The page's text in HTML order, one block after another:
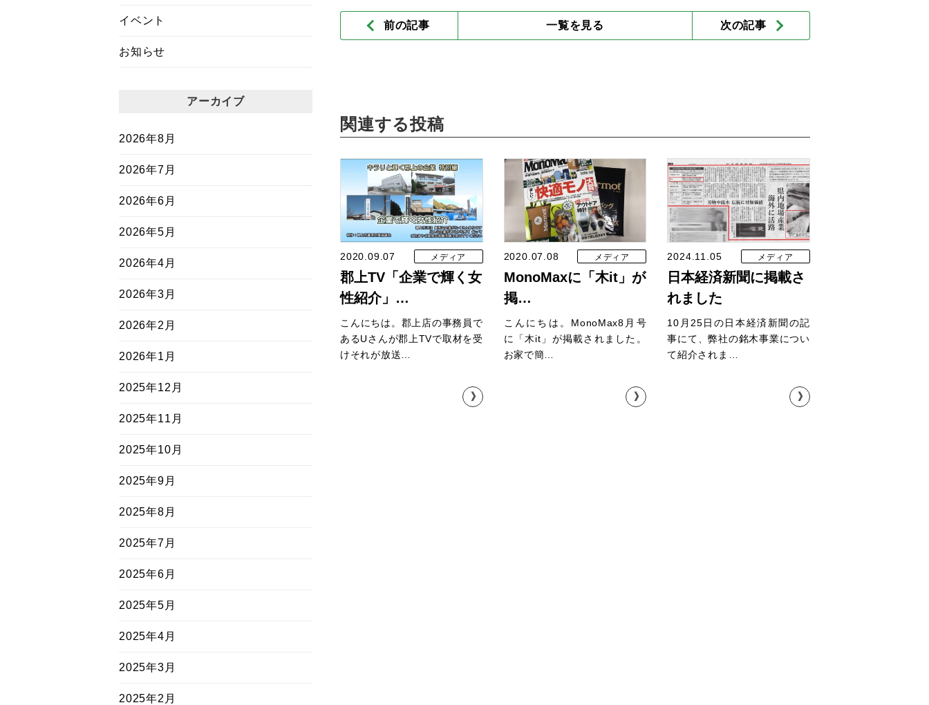
前の記事 次の記事
一覧を見る
関連する投稿
2020.09.07 メディア
郡上TV「企業で輝く女
性紹介」…
こんにちは。郡上店の事務員で
あるUさんが郡上TVで取材を受
けそれが放送…
2020.07.08 メディア
MonoMaxに「木it」が
掲…
こんにちは。MonoMax8月号
に「木it」が掲載されました。
お家で簡…
2024.11.05 メディア
日本経済新聞に掲載さ
れました
10月25日の日本経済新聞の記
事にて、弊社の銘木事業につい
て紹介されま…
イベント
お知らせ
アーカイブ
2026年8月
2026年7月
2026年6月
2026年5月
2026年4月
2026年3月
2026年2月
2026年1月
2025年12月
2025年11月
2025年10月
2025年9月
2025年8月
2025年7月
2025年6月
2025年5月
2025年4月
2025年3月
2025年2月